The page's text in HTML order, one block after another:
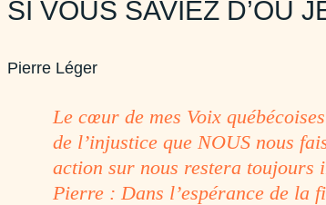
SI VOUS SAVIEZ D’OÙ
Pierre Léger
Le cœur de mes Voix
de l’injustice que NOUS nous
action sur nous restera toujours
Pierre : Dans l’espérance de la